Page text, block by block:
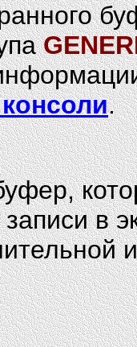
.
записи в